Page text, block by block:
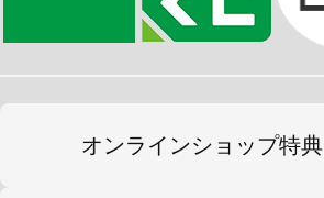
オンラインショップ特典